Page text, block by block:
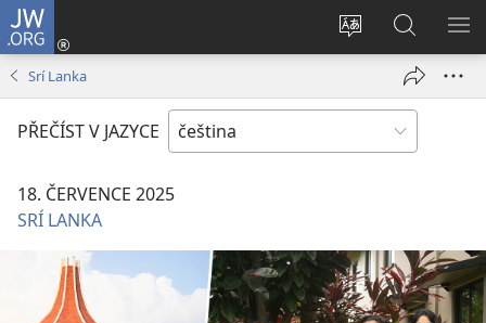
JW.ORG
Změnit
stránek
Přihlásit
se
okno)
Hledat
na
JW.ORG
Srí Lanka
PŘEČÍST V JAZYCE
18. ČERVENCE 2025
SRÍ LANKA